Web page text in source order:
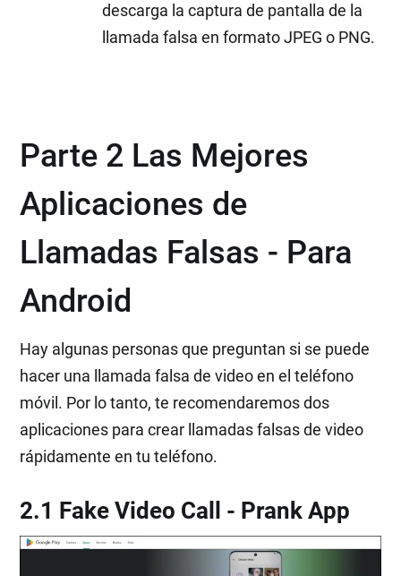
descarga la captura de pantalla de la
llamada falsa en formato JPEG o PNG.
Parte 2 Las Mejores
Aplicaciones de
Llamadas Falsas - Para
Android
Hay algunas personas que preguntan si se puede
hacer una llamada falsa de video en el teléfono
móvil. Por lo tanto, te recomendaremos dos
aplicaciones para crear llamadas falsas de video
rápidamente en tu teléfono.
2.1 Fake Video Call - Prank App